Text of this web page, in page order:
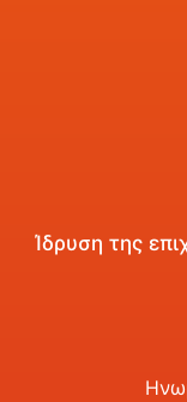
Ίδρυση της